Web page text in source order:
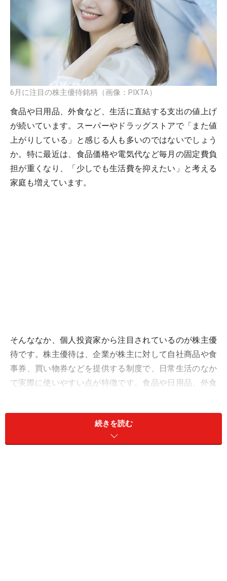
6月に注目の株主優待銘柄（画像：PIXTA）
食品や日用品、外食など、生活に直結する支出の値上げ
が続いています。スーパーやドラッグストアで「また値
上がりしている」と感じる人も多いのではないでしょう
か。特に最近は、食品価格や電気代など毎月の固定費負
担が重くなり、「少しでも生活費を抑えたい」と考える
家庭も増えています。
そんななか、個人投資家から注目されているのが株主優
待です。株主優待は、企業が株主に対して自社商品や食
事券、買い物券などを提供する制度で、日常生活のなか
で実際に使いやすい点が特徴です。食品や日用品、外食
ことから、初心者にも人気があります。
また、優待投資は「投資を身近に感じやすい」という特
徴もあります。普段利用している企業の優待を受け取る
続きを読む